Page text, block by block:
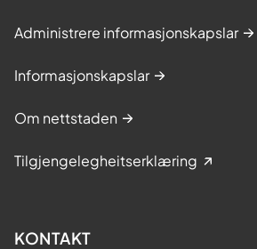
Administrere informasjonskapslar
Informasjonskapslar
Om nettstaden
Tilgjengelegheitserklæring
KONTAKT